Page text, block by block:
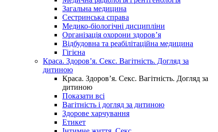
Загальна медицина
Сестринська справа
Медико-біологічні дисципліни
Організація охорони здоров’я
Відбудовна та реабілітаційна медицина
Гігієна
Краса. Здоров’я. Секс. Вагітність. Догляд за
дитиною
Краса. Здоров’я. Секс. Вагітність. Догляд за
дитиною
Показати всі
Вагітність і догляд за дитиною
Здорове харчування
Етикет